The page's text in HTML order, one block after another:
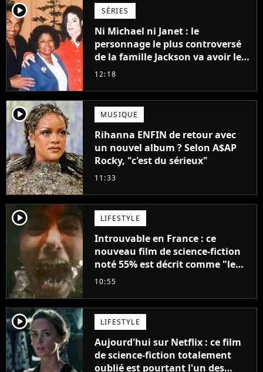
player2 SÉRIES
Ni Michael ni Janet : le
personnage le plus controversé
de la famille Jackson va avoir le
droit à sa propre série
12:18
player2 MUSIQUE
Rihanna ENFIN de retour avec
un nouvel album ? Selon A$AP
Rocky, "c'est du sérieux"
11:33
player2 LIFESTYLE
Introuvable en France : ce
nouveau film de science-fiction
noté 55% est décrit comme "le
plus stupide de l'année"
10:55
player2 LIFESTYLE
Aujourd'hui sur Netflix : ce film
de science-fiction totalement
oublié est pourtant l'un des